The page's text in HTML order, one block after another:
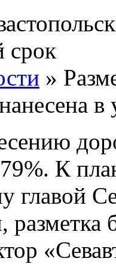
срок
»
К
главой